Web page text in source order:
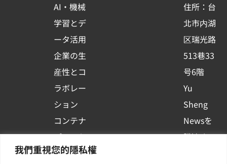
我們重視您的隱私權
AI・機械
学習とデ
ータ活用
企業の生
産性とコ
ラボレー
ション
コンテナ
プラット
フォーム
s
q
u
a
r
e
住所：台
北市内湖
区瑞光路
513巷33
号6階
Yu
Sheng
Newsを
購読する